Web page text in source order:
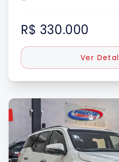
R$ 330.000
Ver